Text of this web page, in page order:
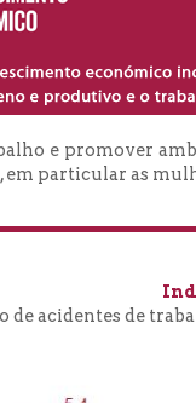
e promover
particular as
de acidentes de